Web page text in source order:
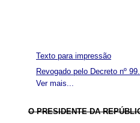
Ver mais...
Texto para impressão
Revogado pelo Decreto nº
O PRESIDENTE DA